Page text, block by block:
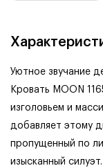
Уютное звучание
Кровать MOON
изголовьем и
добавляет этому
пропущенный по
изысканный силуэт.